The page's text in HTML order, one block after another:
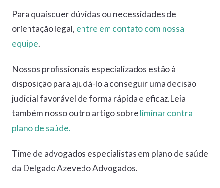
Para quaisquer dúvidas ou necessidades de
orientação legal, entre em contato com nossa
equipe.
Nossos profissionais especializados estão à
disposição para ajudá-lo a conseguir uma decisão
judicial favorável de forma rápida e eficaz.Leia
também nosso outro artigo sobre liminar contra
plano de saúde.
Time de advogados especialistas em plano de saúde
da Delgado Azevedo Advogados.